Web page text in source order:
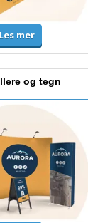
Les mer
og tegn